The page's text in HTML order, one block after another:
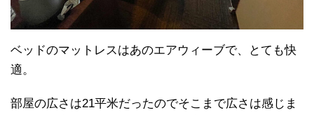
ベッドのマットレスはあのエアウィーブで、とても快
適。
部屋の広さは21平米だったのでそこまで広さは感じま